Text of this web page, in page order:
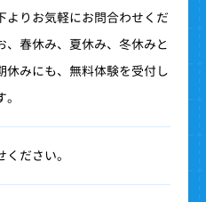
よりお気軽にお問合わせくだ
、春休み、夏休み、冬休みと
休みにも、無料体験を受付し
ださい。